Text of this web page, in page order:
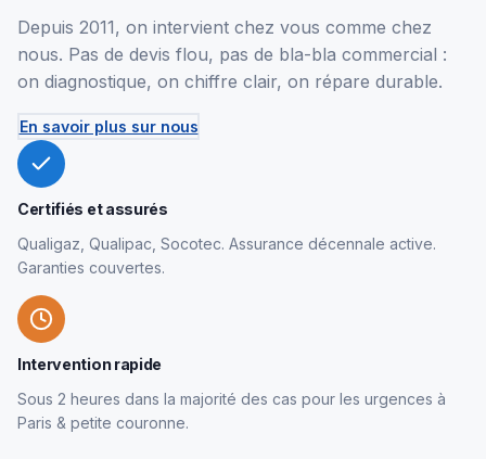
Depuis 2011, on intervient chez vous comme chez
nous. Pas de devis flou, pas de bla-bla commercial :
on diagnostique, on chiffre clair, on répare durable.
En savoir plus sur nous
Certifiés et assurés
Qualigaz, Qualipac, Socotec. Assurance décennale active.
Garanties couvertes.
Intervention rapide
Sous 2 heures dans la majorité des cas pour les urgences à
Paris & petite couronne.